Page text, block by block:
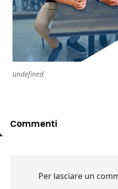
undefined
Commenti